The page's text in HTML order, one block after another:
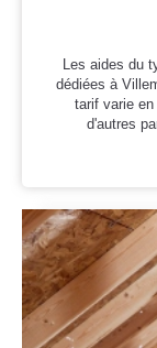
Les aides du
dédiées à
tarif varie
d'autres